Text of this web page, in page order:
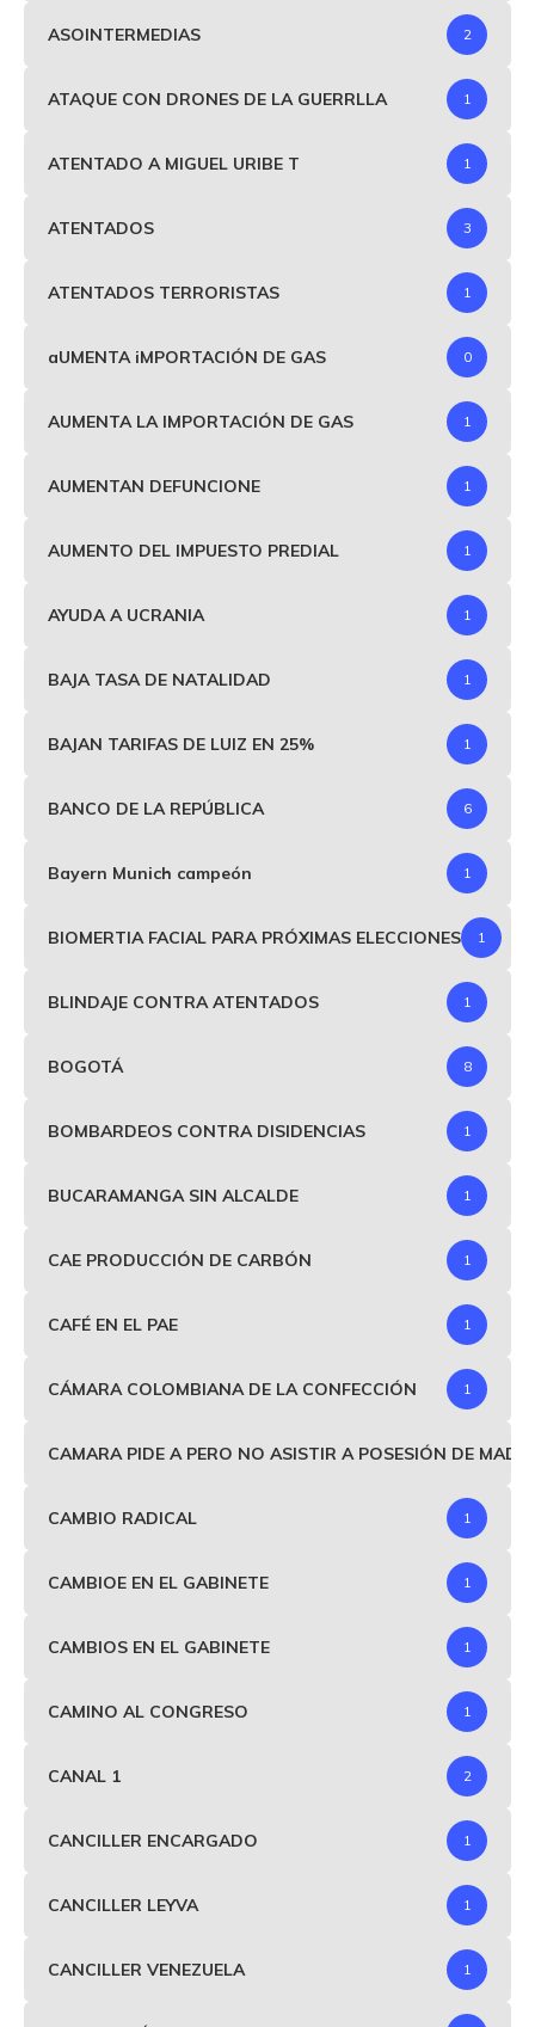
ASOINTERMEDIAS 2
ATAQUE CON DRONES DE LA GUERRLLA 1
ATENTADO A MIGUEL URIBE T 1
ATENTADOS 3
ATENTADOS TERRORISTAS 1
aUMENTA iMPORTACIÓN DE GAS 0
AUMENTA LA IMPORTACIÓN DE GAS 1
AUMENTAN DEFUNCIONE 1
AUMENTO DEL IMPUESTO PREDIAL 1
AYUDA A UCRANIA 1
BAJA TASA DE NATALIDAD 1
BAJAN TARIFAS DE LUIZ EN 25% 1
BANCO DE LA REPÚBLICA 6
Bayern Munich campeón 1
BIOMERTIA FACIAL PARA PRÓXIMAS ELECCIONES 1
BLINDAJE CONTRA ATENTADOS 1
BOGOTÁ 8
BOMBARDEOS CONTRA DISIDENCIAS 1
BUCARAMANGA SIN ALCALDE 1
CAE PRODUCCIÓN DE CARBÓN 1
CAFÉ EN EL PAE 1
CÁMARA COLOMBIANA DE LA CONFECCIÓN 1
CAMARA PIDE A PERO NO ASISTIR A POSESIÓN DE
CAMBIO RADICAL 1
CAMBIOE EN EL GABINETE 1
CAMBIOS EN EL GABINETE 1
CAMINO AL CONGRESO 1
CANAL 1 2
CANCILLER ENCARGADO 1
CANCILLER LEYVA 1
CANCILLER VENEZUELA 1